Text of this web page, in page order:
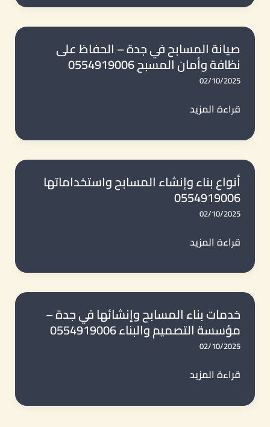
مسابح
في
جدة
0554919006
صيانة المسابح في جدة – الحفاظ على
نظافة وأمان المسبح 0554919006
02/10/2025
صيانة
في
جدة
–
الحفاظ
على
وأمان
قراءة المزيد
أنواع بناء وإنشاء المسابح واستخداماتها
0554919006
02/10/2025
أنواع
وإنشاء
المسابح
واستخداماتها
0554919006
قراءة المزيد
خدمات بناء المسابح وإنشائها في جدة –
مؤسسة التصميم والبناء 0554919006
02/10/2025
خدمات
المسابح
قراءة المزيد